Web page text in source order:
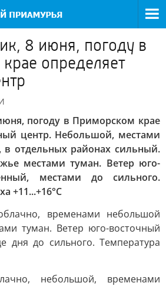
8 июня, погоду в
определяет
погоду в Приморском крае
центр. Небольшой, местами
отдельных районах сильный.
местами туман. Ветер юго-
местами до сильного.
+11...+16°C
временами небольшой
туман. Ветер юго-восточный
дня до сильного. Температура
небольшой, временами